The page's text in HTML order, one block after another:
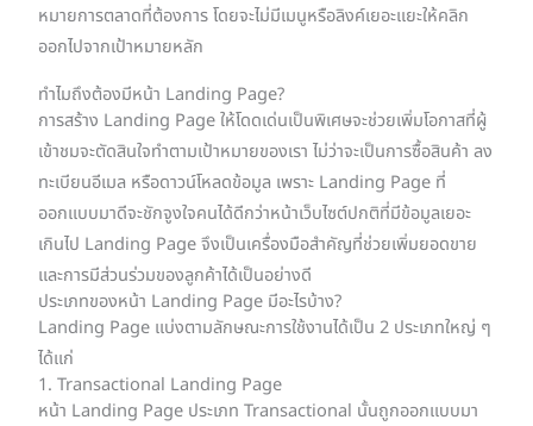
หมายการตลาดที่ต้องการ โดยจะไม่มีเมนูหรือลิงค์เยอะแยะให้คลิก
ออกไปจากเป้าหมายหลัก
ทำไมถึงต้องมีหน้า Landing Page?
การสร้าง Landing Page ให้โดดเด่นเป็นพิเศษจะช่วยเพิ่มโอกาสที่ผู้
เข้าชมจะตัดสินใจทำตามเป้าหมายของเรา ไม่ว่าจะเป็นการซื้อสินค้า ลง
ทะเบียนอีเมล หรือดาวน์โหลดข้อมูล เพราะ Landing Page ที่
ออกแบบมาดีจะชักจูงใจคนได้ดีกว่าหน้าเว็บไซต์ปกติที่มีข้อมูลเยอะ
เกินไป Landing Page จึงเป็นเครื่องมือสำคัญที่ช่วยเพิ่มยอดขาย
และการมีส่วนร่วมของลูกค้าได้เป็นอย่างดี
ประเภทของหน้า Landing Page มีอะไรบ้าง?
Landing Page แบ่งตามลักษณะการใช้งานได้เป็น 2 ประเภทใหญ่ ๆ
ได้แก่
1. Transactional Landing Page
หน้า Landing Page ประเภท Transactional นั้นถูกออกแบบมา